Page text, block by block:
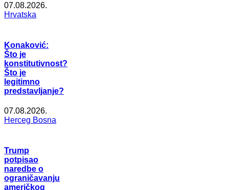
07.08.2026.
Hrvatska
Konaković:
Što je
konstitutivnost?
Što je
legitimno
predstavljanje?
07.08.2026.
Herceg Bosna
Trump
potpisao
naredbe o
ograničavanju
američkog